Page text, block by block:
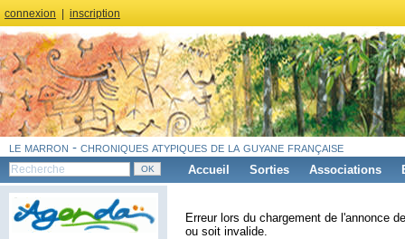
connexion inscription
le marron - chroniques atypiques de la guyane française
Accueil Sorties Associations
Erreur lors du chargement de l'annonce
ou soit invalide.